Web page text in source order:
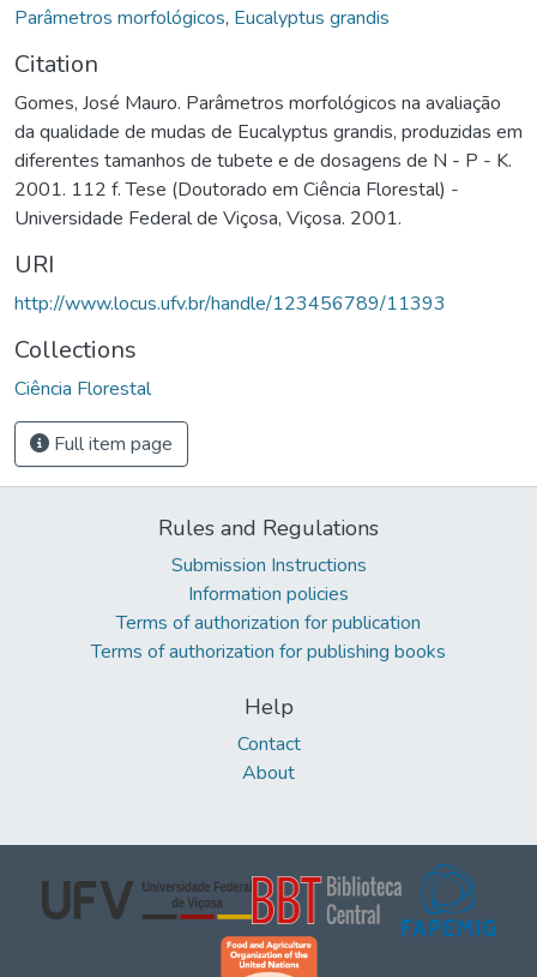
Parâmetros morfológicos, Eucalyptus grandis
Citation
Gomes, José Mauro. Parâmetros morfológicos na avaliação
da qualidade de mudas de Eucalyptus grandis, produzidas em
diferentes tamanhos de tubete e de dosagens de N - P - K.
2001. 112 f. Tese (Doutorado em Ciência Florestal) -
Universidade Federal de Viçosa, Viçosa. 2001.
URI
http://www.locus.ufv.br/handle/123456789/11393
Collections
Ciência Florestal
Full item page
Rules and Regulations
Submission Instructions
Information policies
Terms of authorization for publication
Terms of authorization for publishing books
Help
Contact
About